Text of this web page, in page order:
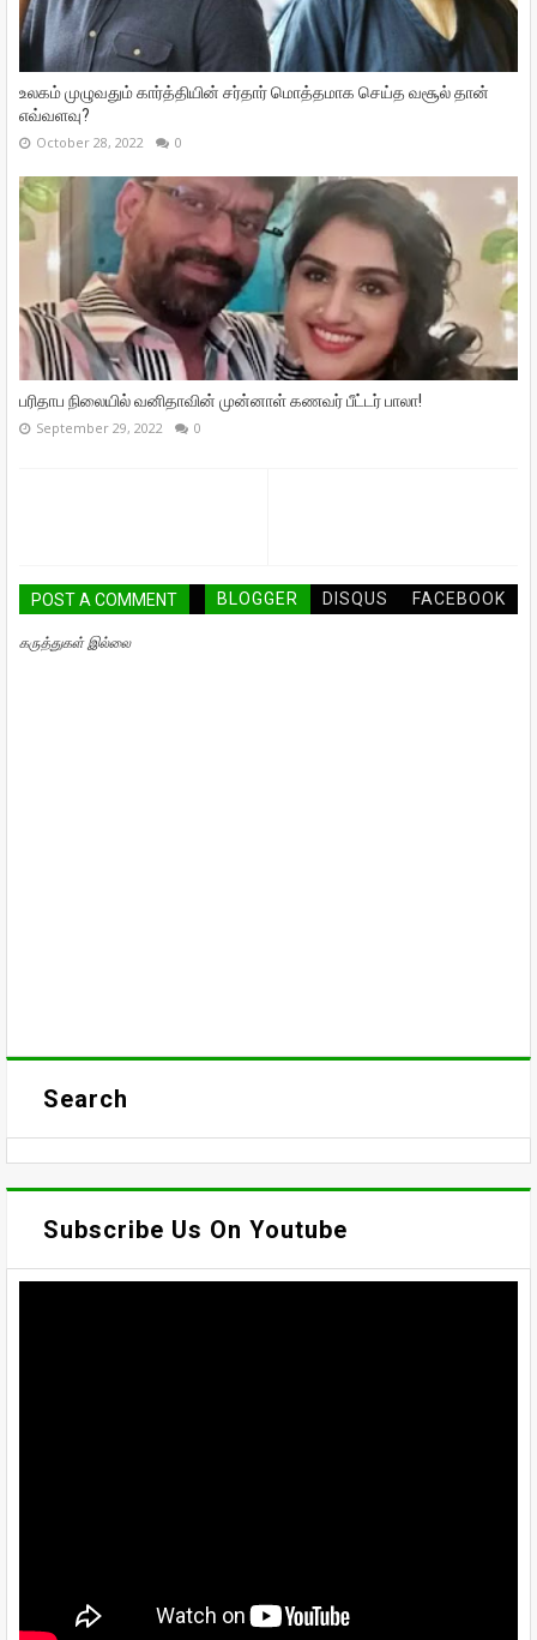
உலகம் முழுவதும் கார்த்தியின் சர்தார் மொத்தமாக செய்த வசூல் தான்
எவ்வளவு?
October 28, 2022 0
பரிதாப நிலையில் வனிதாவின் முன்னாள் கணவர் பீட்டர் பாலா!
September 29, 2022 0
POST A COMMENT BLOGGER DISQUS FACEBOOK
கருத்துகள் இல்லை
Search
Subscribe Us On Youtube